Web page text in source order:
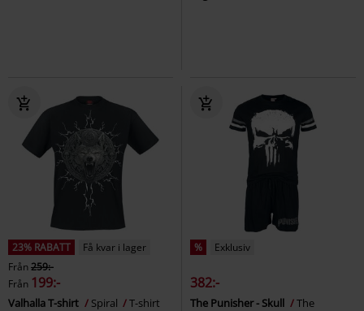
23% RABATT
Få kvar i lager
Från259:-
Från 199:-
Valhalla T-shirt Spiral T-shirt
% Exklusiv
382:-
The Punisher - Skull
The